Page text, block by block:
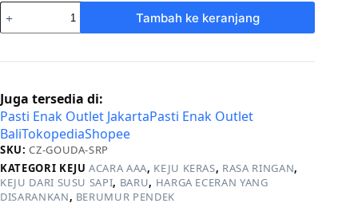
Kuantitas
Gouda
Tambah ke keranjang
Juga tersedia di:
Pasti Enak Outlet JakartaPasti Enak Outlet
BaliTokopediaShopee
SKU:CZ-GOUDA-SRP
KATEGORI KEJUACARA AAA, KEJU KERAS, RASA RINGAN,
KEJU DARI SUSU SAPI, BARU, HARGA ECERAN YANG
DISARANKAN, BERUMUR PENDEK